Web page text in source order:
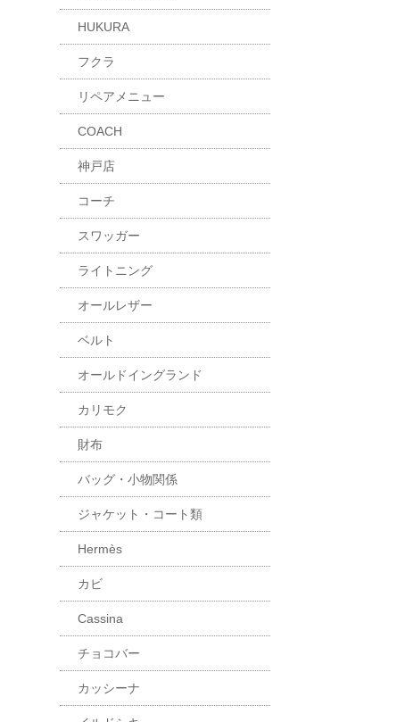
HUKURA
フクラ
リペアメニュー
COACH
神戸店
コーチ
スワッガー
ライトニング
オールレザー
ベルト
オールドイングランド
カリモク
財布
バッグ・小物関係
ジャケット・コート類
Hermès
カビ
Cassina
チョコバー
カッシーナ